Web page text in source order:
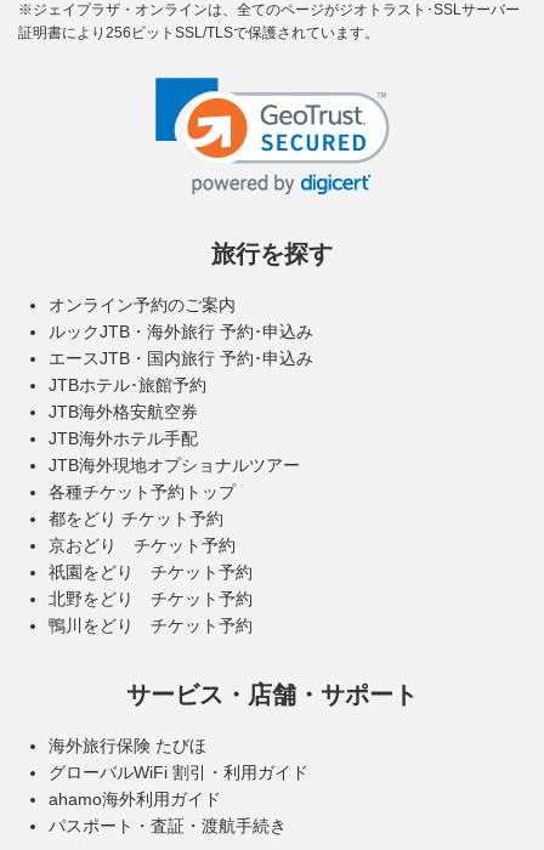
※ジェイプラザ・オンラインは、全てのページがジオトラスト･SSLサーバー
証明書により256ビットSSL/TLSで保護されています。
旅行を探す
オンライン予約のご案内
ルックJTB・海外旅行 予約･申込み
エースJTB・国内旅行 予約･申込み
JTBホテル･旅館予約
JTB海外格安航空券
JTB海外ホテル手配
JTB海外現地オプショナルツアー
各種チケット予約トップ
都をどり チケット予約
京おどり チケット予約
祇園をどり チケット予約
北野をどり チケット予約
鴨川をどり チケット予約
サービス・店舗・サポート
海外旅行保険 たびほ
グローバルWiFi 割引・利用ガイド
ahamo海外利用ガイド
パスポート・査証・渡航手続き